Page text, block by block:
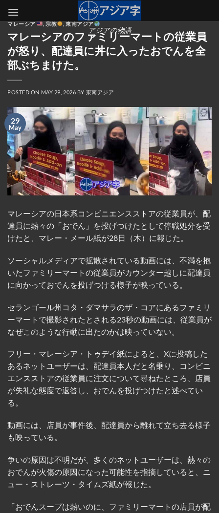
アジアの物語
マレーシア ,宗教 ,東南アジア
マレーシアのファミリーマートの従業員
が怒り、配達員に丼に入ったおでんを全
部ぶちまけた。
POSTED ON MAY 29, 2026 BY 東南アジア
29
May
マレーシアの日本系コンビニエンスストアの従業員が、配
達員に熱々の「おでん」を投げつけたとして停職処分を受
けたと、マレー・メール紙が28日（木）に報じた。
ソーシャルメディアで拡散されている動画には、不満を抱
いたファミリーマートの従業員がカウンター越しに配達員
に向かっておでんを投げつける様子が映っている。
セランゴール州コタ・ダマサラのザ・コアにあるファミリ
ーマートで撮影されたとされる23秒の動画には、従業員が
なぜこのような行動に出たのかは映っていない。
フリー・マレーシア・トゥデイ紙によると、Xに投稿した
あるネットユーザーは、配達員本人だと名乗り、コンビニ
エンスストアの従業員に注文について尋ねたところ、店員
が失礼な態度で返答し、おでんを投げつけたと述べてい
る。
動画には、店員が事件後、配達員から離れて立ち去る様子
も映っている。
争いの原因は不明だが、多くのネットユーザーは、熱々の
おでんが火傷の原因になった可能性を指摘していると、ニ
ュー・ストレーツ・タイムズ紙が報じた。
「おでんスープは熱いのに、ファミリーマートの店員が配